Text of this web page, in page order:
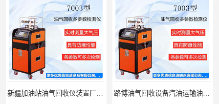
江西全自动水质采样器批发直销